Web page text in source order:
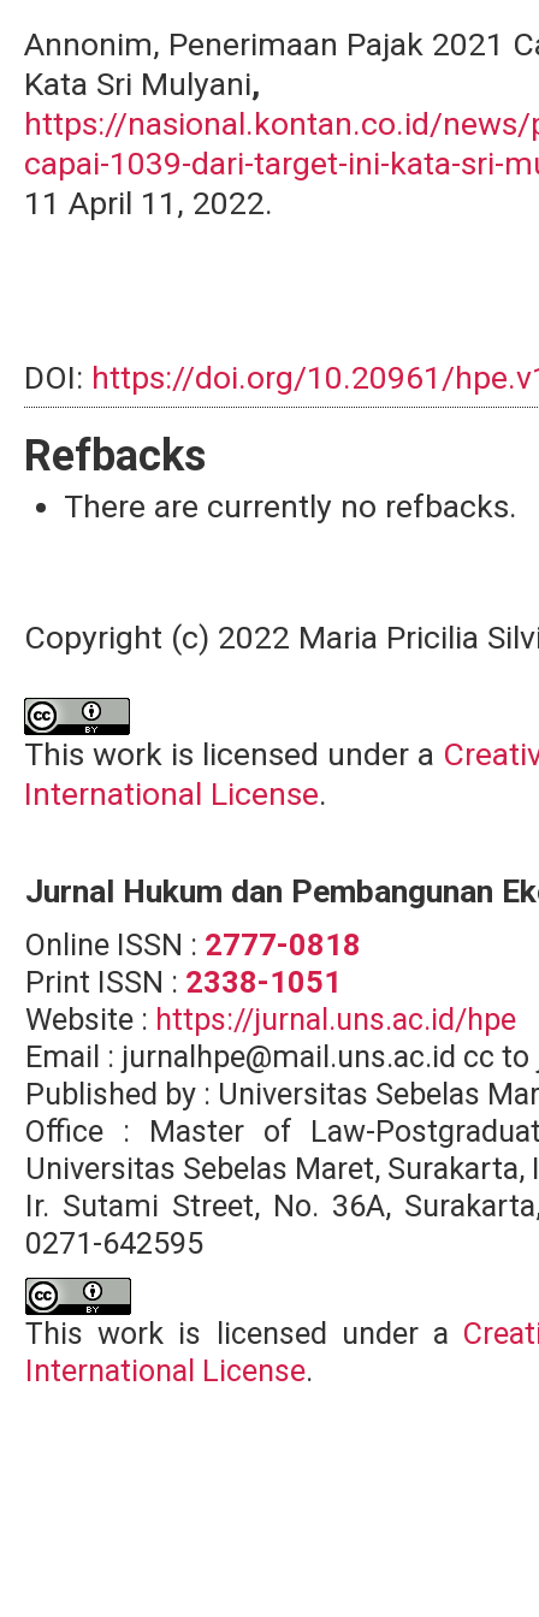
Annonim, Penerimaan Pajak 2021
Kata Sri Mulyani,
https://nasional.kontan.co.id/news/
capai-1039-dari-target-ini-kata-sri-
11 April 11, 2022.
DOI: https://doi.org/10.20961/
Refbacks
There are currently no refbacks.
Copyright (c) 2022 Maria Pricilia
This work is licensed under a
International License.
Jurnal Hukum dan Pembangunan
Online ISSN : 2777-0818
Print ISSN : 2338-1051
Website : https://jurnal.uns.ac.id/hpe
Email : jurnalhpe@mail.uns.ac.id cc
Published by : Universitas Sebelas
Office : Master of Law-
Universitas Sebelas Maret, Surakarta,
Ir. Sutami Street, No. 36A,
0271-642595
This work is licensed under a
International License.